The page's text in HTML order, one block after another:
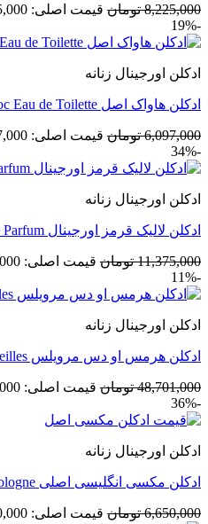
8,225,000 تومان قیمت اصلی: 8,225,000 تومان بود.
-19%
ادکلن اورجینال زنانه
ادکلن هاواک اصل Havoc Eau de Toilette
6,097,000 تومان قیمت اصلی: 6,097,000 تومان بود.
-34%
ادکلن اورجینال زنانه
ادکلن لالیک قرمز اورجینال Lalique Le Parfum
11,375,000 تومان قیمت اصلی: 11,375,000 تومان بود.
-11%
ادکلن اورجینال زنانه
ادکلن هرمس او دس مرویلس HERMES – Eau des Merveilles
48,701,000 تومان قیمت اصلی: 48,701,000 تومان بود.
-36%
ادکلن اورجینال زنانه
ادکلن مکسی انگلیسی اصلی Maxi Just Call Me Eau de Cologne
6,650,000 تومان قیمت اصلی: 6,650,000 تومان بود.